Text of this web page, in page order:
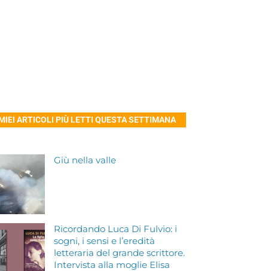
ARTICOLI PIÙ LETTI QUESTA SETTIMANA
Giù nella valle
Ricordando Luca Di Fulvio: i
sogni, i sensi e l’eredità
letteraria del grande scrittore.
Intervista alla moglie Elisa